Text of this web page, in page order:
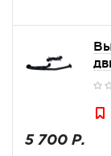
5 700 Р.